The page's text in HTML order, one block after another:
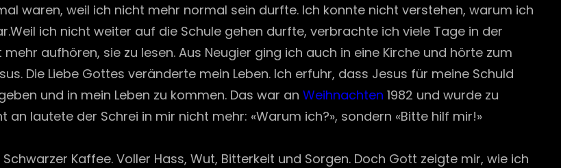
waren, weil ich nicht mehr normal sein durfte. Ich konnte nicht verstehen, warum ich
ich nicht weiter auf die Schule gehen durfte, verbrachte ich viele Tage in der
aufhören, sie zu lesen. Aus Neugier ging ich auch in eine Kirche und hörte zum
Die Liebe Gottes veränderte mein Leben. Ich erfuhr, dass Jesus für meine Schuld
und in mein Leben zu kommen. Das war an Weihnachten 1982 und wurde zu
lautete der Schrei in mir nicht mehr: «Warum ich?», sondern «Bitte hilf mir!»
Kaffee. Voller Hass, Wut, Bitterkeit und Sorgen. Doch Gott zeigte mir, wie ich